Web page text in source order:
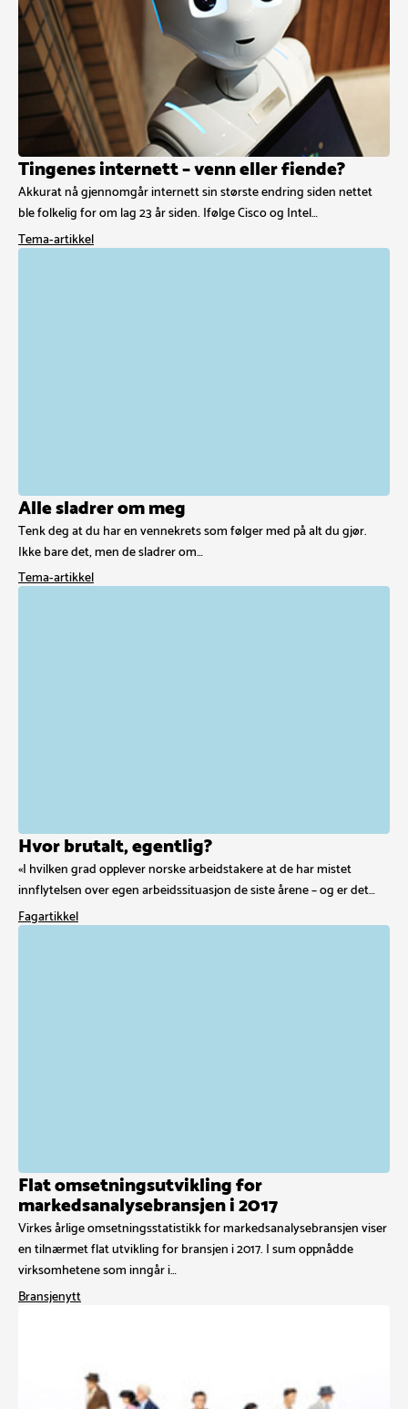
Tingenes internett – venn eller fiende?
Akkurat nå gjennomgår internett sin største endring siden nettet
ble folkelig for om lag 23 år siden. Ifølge Cisco og Intel…
Tema-artikkel
Alle sladrer om meg
Tenk deg at du har en vennekrets som følger med på alt du gjør.
Ikke bare det, men de sladrer om…
Tema-artikkel
Hvor brutalt, egentlig?
«I hvilken grad opplever norske arbeidstakere at de har mistet
innflytelsen over egen arbeidssituasjon de siste årene – og er det…
Fagartikkel
Flat omsetningsutvikling for
markedsanalysebransjen i 2017
Virkes årlige omsetningsstatistikk for markedsanalysebransjen viser
en tilnærmet flat utvikling for bransjen i 2017. I sum oppnådde
virksomhetene som inngår i…
Bransjenytt